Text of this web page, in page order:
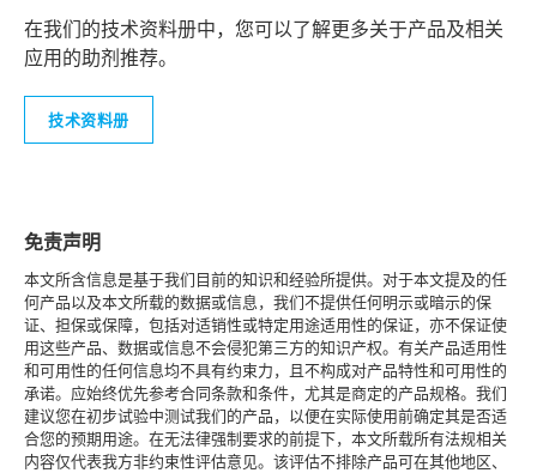
在我们的技术资料册中，您可以了解更多关于产品及相关
应用的助剂推荐。
技术资料册
免责声明
本文所含信息是基于我们目前的知识和经验所提供。对于本文提及的任
何产品以及本文所载的数据或信息，我们不提供任何明示或暗示的保
证、担保或保障，包括对适销性或特定用途适用性的保证，亦不保证使
用这些产品、数据或信息不会侵犯第三方的知识产权。有关产品适用性
和可用性的任何信息均不具有约束力，且不构成对产品特性和可用性的
承诺。应始终优先参考合同条款和条件，尤其是商定的产品规格。我们
建议您在初步试验中测试我们的产品，以便在实际使用前确定其是否适
合您的预期用途。在无法律强制要求的前提下，本文所载所有法规相关
内容仅代表我方非约束性评估意见。该评估不排除产品可在其他地区、